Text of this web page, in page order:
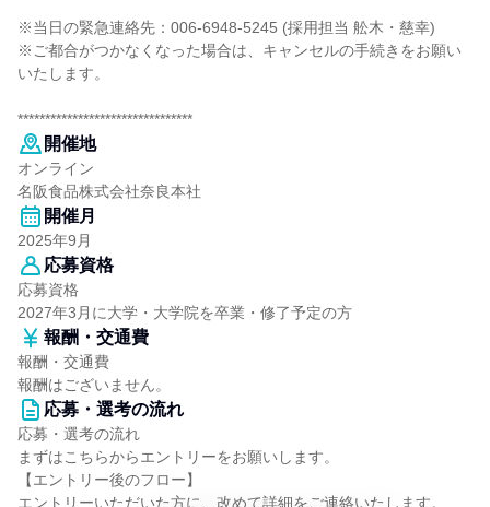
※当日の緊急連絡先：006-6948-5245 (採用担当 舩木・慈幸)
※ご都合がつかなくなった場合は、キャンセルの手続きをお願い
いたします。
********************************
開催地
オンライン
名阪食品株式会社奈良本社
開催月
2025年9月
応募資格
応募資格
2027年3月に大学・大学院を卒業・修了予定の方
報酬・交通費
報酬・交通費
報酬はございません。
応募・選考の流れ
応募・選考の流れ
まずはこちらからエントリーをお願いします。
【エントリー後のフロー】
エントリーいただいた方に、改めて詳細をご連絡いたします。